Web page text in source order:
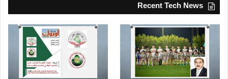
Recent Tech News